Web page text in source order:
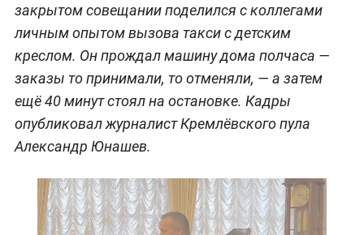
закрытом совещании поделился с коллегами
личным опытом вызова такси с детским
креслом. Он прождал машину дома полчаса —
заказы то принимали, то отменяли, — а затем
ещё 40 минут стоял на остановке. Кадры
опубликовал журналист Кремлёвского пула
Александр Юнашев.